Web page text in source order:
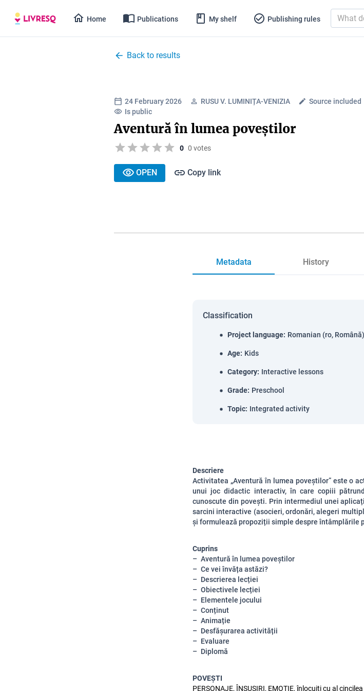
Home Publications My shelf Publishing rules
Back to results
24 February 2026 RUSU V. LUMINIȚA-VENIZIA
Source included
Is public
Aventură în lumea poveștilor
0 0 votes
OPEN Copy link
Metadata History
Classification
Project language: Romanian (ro, Română)
Age: Kids
Category: Interactive lessons
Grade: Preschool
Topic: Integrated activity
Descriere
Activitatea „Aventură în lumea poveștilor” este o
unui joc didactic interactiv, în care copiii
cunoscute din povești. Prin intermediul unei
sarcini interactive (asocieri, ordonări, alegeri
și formulează propoziții simple despre întâmplările
Cuprins
Aventură în lumea poveștilor
Ce vei învăța astăzi?
Descrierea lecției
Obiectivele lecției
Elementele jocului
Conținut
Animație
Desfășurarea activității
Evaluare
Diplomă
POVEȘTI
PERSONAJE, ÎNSUȘIRI, EMOȚIE, înlocuiți cu al